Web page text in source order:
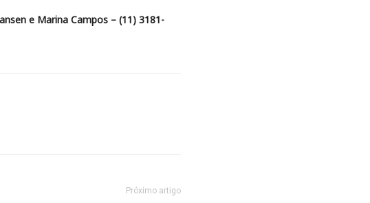
e Marina Campos – (11) 3181-
Próximo artigo